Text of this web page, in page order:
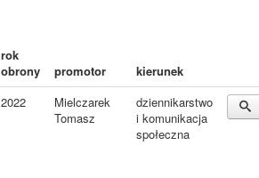
rok
obrony
promotor kierunek
2022
Mielczarek
Tomasz
dziennikarstwo
i komunikacja
społeczna